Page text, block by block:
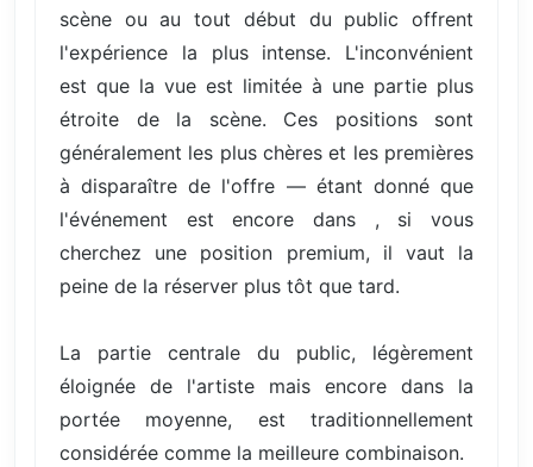
scène ou au tout début du public offrent
l'expérience la plus intense. L'inconvénient
est que la vue est limitée à une partie plus
étroite de la scène. Ces positions sont
généralement les plus chères et les premières
à disparaître de l'offre — étant donné que
l'événement est encore dans , si vous
cherchez une position premium, il vaut la
peine de la réserver plus tôt que tard.
La partie centrale du public, légèrement
éloignée de l'artiste mais encore dans la
portée moyenne, est traditionnellement
considérée comme la meilleure combinaison.